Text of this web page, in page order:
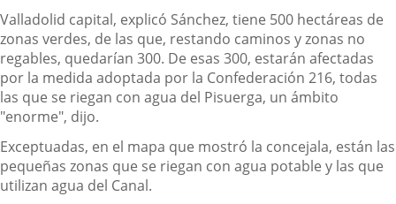
Valladolid capital, explicó Sánchez, tiene 500 hectáreas de
zonas verdes, de las que, restando caminos y zonas no
regables, quedarían 300. De esas 300, estarán afectadas
por la medida adoptada por la Confederación 216, todas
las que se riegan con agua del Pisuerga, un ámbito
"enorme", dijo.
Exceptuadas, en el mapa que mostró la concejala, están las
pequeñas zonas que se riegan con agua potable y las que
utilizan agua del Canal.